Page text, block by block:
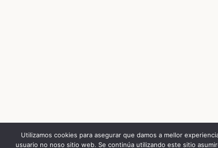
Utilizamos cookies para asegurar que damos a mellor
usuario no noso sitio web. Se continúa utilizando este sitio